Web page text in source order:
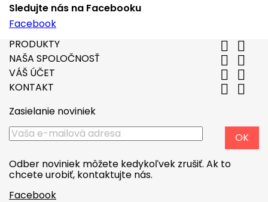
Sledujte nás na Facebooku
Facebook
PRODUKTY
 
NAŠA SPOLOČNOSŤ  
VÁŠ ÚČET  
KONTAKT  
Zasielanie noviniek
Odber noviniek môžete kedykoľvek zrušiť. Ak to
chcete urobiť, kontaktujte nás.
Facebook